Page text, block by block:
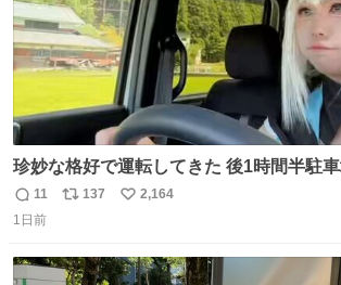
珍妙な格好で運転してきた 後1時間半駐
返
信
11
リ
ト
137
い
数
2,164
1日前